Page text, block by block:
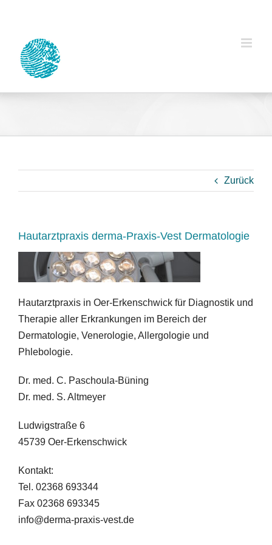
springen
Zurück
Hautarztpraxis derma-Praxis-Vest Dermatologie
Hautarztpraxis in Oer-Erkenschwick für Diagnostik und
Therapie aller Erkrankungen im Bereich der
Dermatologie, Venerologie, Allergologie und
Phlebologie.
Dr. med. C. Paschoula-Büning
Dr. med. S. Altmeyer
Ludwigstraße 6
45739 Oer-Erkenschwick
Kontakt:
Tel. 02368 693344
Fax 02368 693345
info@derma-praxis-vest.de